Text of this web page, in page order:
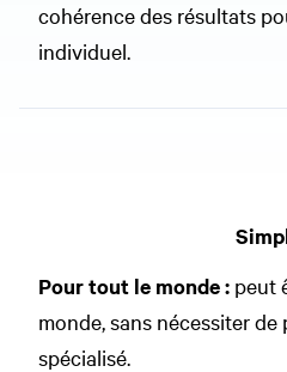
cohérence des résultats
individuel.
Pour tout le monde: peut
monde, sans nécessiter
spécialisé.